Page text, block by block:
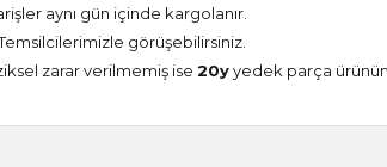
aynı gün içinde kargolanır.
görüşebilirsiniz.
zarar verilmemiş ise20yyedek parça